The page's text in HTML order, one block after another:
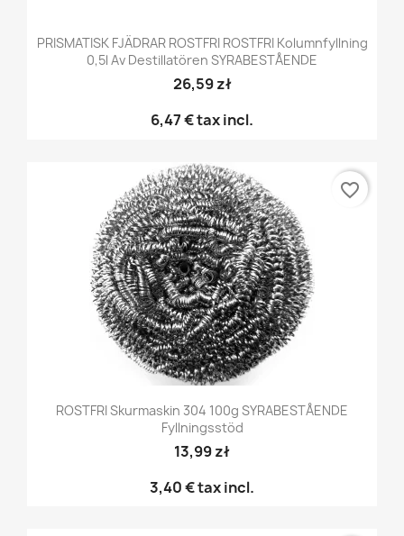
PRISMATISK FJÄDRAR ROSTFRI ROSTFRI Kolumnfyllning
0,5l Av Destillatören SYRABESTÅENDE
26,59 zł
6,47 €tax incl.
ROSTFRI Skurmaskin 304 100g SYRABESTÅENDE
Fyllningsstöd
13,99 zł
3,40 €tax incl.
favorite_border